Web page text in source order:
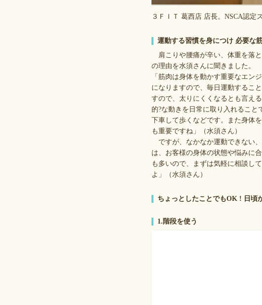
３ＦＩＴ 葛西店 店長。NSCA認定
運動する習慣を身につけ 必要な
肩こりや腰痛が辛い、体重を落
の理由を水須さんに聞きました。
「筋肉は身体を動かす重要なエン
になりますので、毎日運動するこ
すので、太りにくくなるとも言え
的?な動きを日常に取り入れるこ
下車して歩くなどです。また身体
も重要ですね」（水須さん）
ですが、なかなか運動できない
は、お客様の身体の状態や悩みに
も多いので、まずは気軽に相談し
よ」（水須さん）
ちょっとしたことでもOK ! 日頃
1.階段を使う